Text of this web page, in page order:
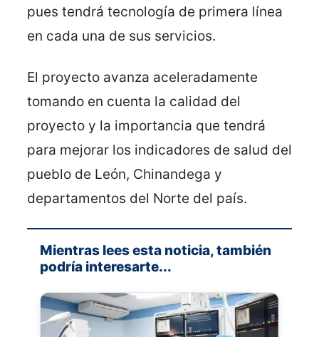
pues tendrá tecnología de primera línea
en cada una de sus servicios.
El proyecto avanza aceleradamente
tomando en cuenta la calidad del
proyecto y la importancia que tendrá
para mejorar los indicadores de salud del
pueblo de León, Chinandega y
departamentos del Norte del país.
Mientras lees esta noticia, también
podría interesarte...